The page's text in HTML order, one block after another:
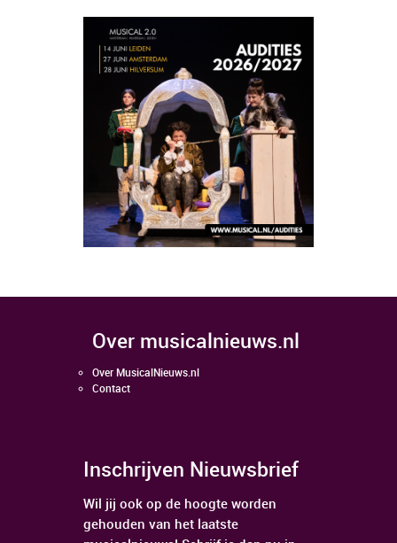
over musicalnieuws.nl
Over MusicalNieuws.nl
Contact
Inschrijven Nieuwsbrief
Wil jij ook op de hoogte worden
gehouden van het laatste